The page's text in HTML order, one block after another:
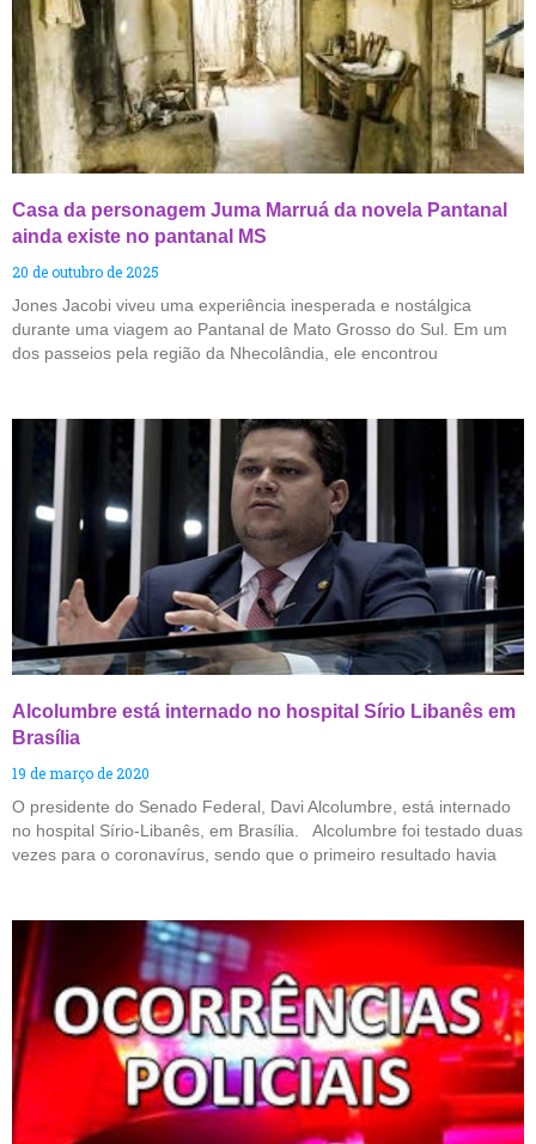
Casa da personagem Juma Marruá da novela Pantanal
ainda existe no pantanal MS
20 de outubro de 2025
Jones Jacobi viveu uma experiência inesperada e nostálgica
durante uma viagem ao Pantanal de Mato Grosso do Sul. Em um
dos passeios pela região da Nhecolândia, ele encontrou
Alcolumbre está internado no hospital Sírio Libanês em
Brasília
19 de março de 2020
O presidente do Senado Federal, Davi Alcolumbre, está internado
no hospital Sírio-Libanês, em Brasília. Alcolumbre foi testado duas
vezes para o coronavírus, sendo que o primeiro resultado havia